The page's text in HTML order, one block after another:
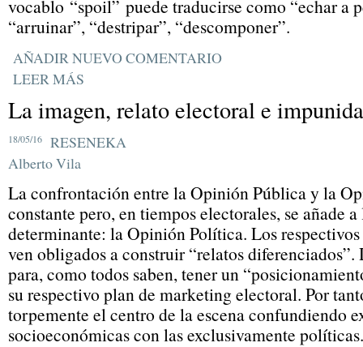
vocablo “spoil” puede traducirse como “echar a
“arruinar”, “destripar”, “descomponer”.
AÑADIR NUEVO COMENTARIO
LEER MÁS
La imagen, relato electoral e
18/05/16
RESENEKA
Alberto Vila
La confrontación entre la Opinión Pública y la
constante pero, en tiempos electorales, se añade
determinante: la Opinión Política. Los
ven obligados a construir “relatos diferenciados”.
para, como todos saben, tener un
su respectivo plan de marketing electoral. Por
torpemente el centro de la escena confundiendo
socioeconómicas con las exclusivamente políticas.